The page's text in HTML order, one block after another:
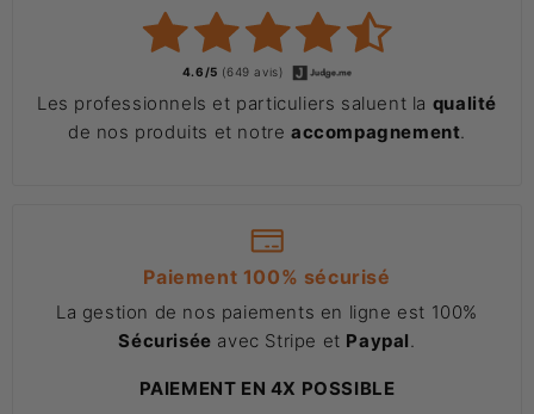
4.6/5 (649 avis)
Les professionnels et particuliers saluent la qualité
de nos produits et notre accompagnement.
Paiement 100% sécurisé
La gestion de nos paiements en ligne est 100%
Sécurisée avec Stripe et Paypal.
PAIEMENT EN 4X POSSIBLE